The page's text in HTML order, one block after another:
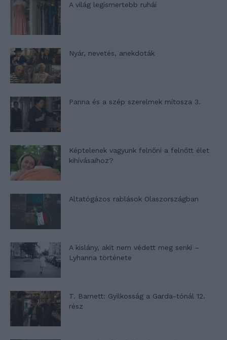
A világ legismertebb ruhái
Nyár, nevetés, anekdoták
Panna és a szép szerelmek mítosza 3.
Képtelenek vagyunk felnőni a felnőtt élet
kihívásaihoz?
Altatógázos rablások Olaszországban
A kislány, akit nem védett meg senki –
Lyhanna története
T. Barnett: Gyilkosság a Garda-tónál 12.
rész